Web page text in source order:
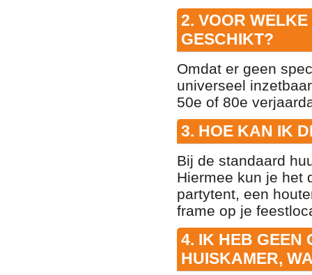
2. VOOR
GESCHIKT?
Omdat er geen
universeel
50e of 80e
3. HOE KAN IK
Bij de standaard
Hiermee kun je het
partytent, een
frame op je
4. IK HEB GEEN
HUISKAMER,